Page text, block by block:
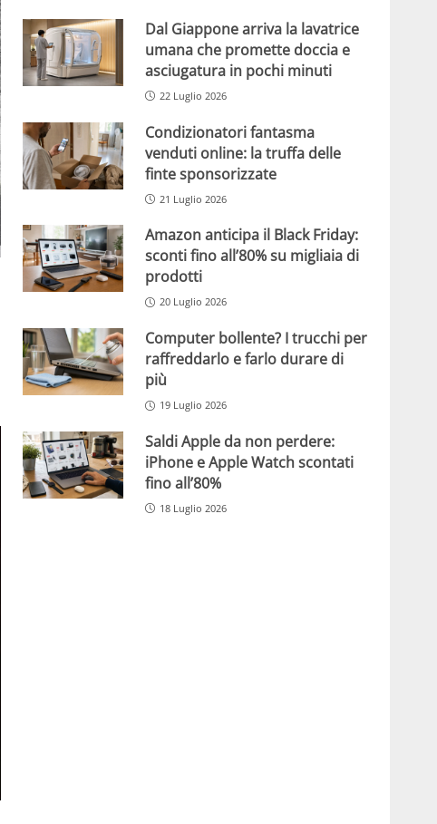
Dal Giappone arriva la lavatrice
umana che promette doccia e
asciugatura in pochi minuti
22 Luglio 2026
Condizionatori fantasma
venduti online: la truffa delle
finte sponsorizzate
21 Luglio 2026
Amazon anticipa il Black Friday:
sconti fino all’80% su migliaia di
prodotti
20 Luglio 2026
Computer bollente? I trucchi per
raffreddarlo e farlo durare di
più
19 Luglio 2026
Saldi Apple da non perdere:
iPhone e Apple Watch scontati
fino all’80%
18 Luglio 2026